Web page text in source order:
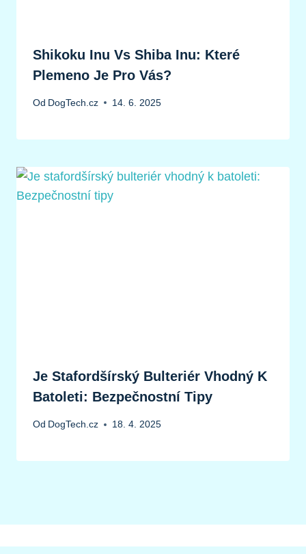
Shikoku Inu Vs Shiba Inu: Které
Plemeno Je Pro Vás?
Od DogTech.cz 14. 6. 2025
Je Stafordšírský Bulteriér Vhodný K
Batoleti: Bezpečnostní Tipy
Od DogTech.cz 18. 4. 2025